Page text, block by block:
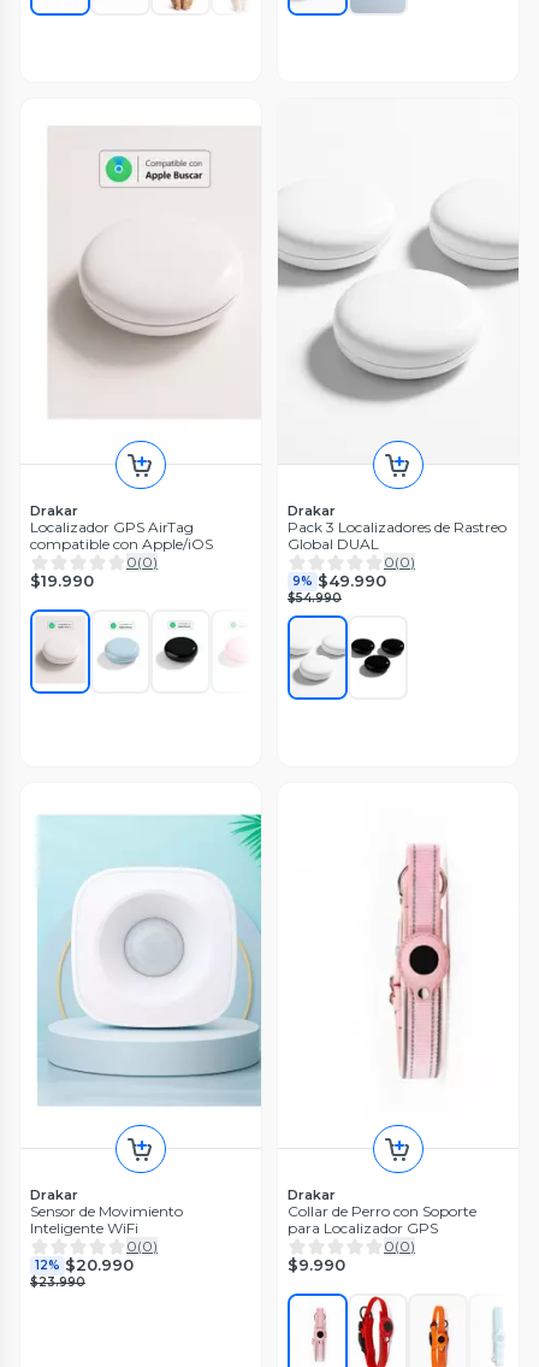
Drakar
Localizador GPS AirTag
compatible con Apple/iOS
0(0)
$19.990
Drakar
Pack 3 Localizadores de Rastreo
Global DUAL
0(0)
9% $49.990
$54.990
Drakar
Sensor de Movimiento
Inteligente WiFi
0(0)
12% $20.990
$23.990
Drakar
Collar de Perro con Soporte
para Localizador GPS
0(0)
$9.990